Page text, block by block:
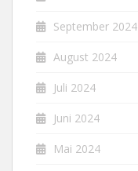
September 2024
August 2024
Juli 2024
Juni 2024
Mai 2024